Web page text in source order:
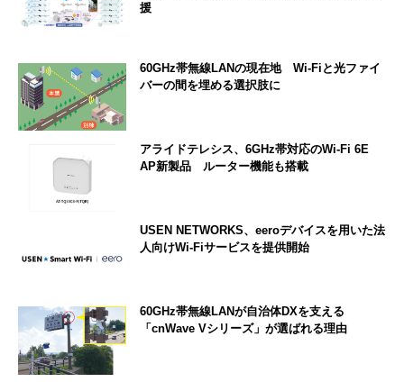
援
60GHz帯無線LANの現在地 Wi-Fiと光ファイ
バーの間を埋める選択肢に
アライドテレシス、6GHz帯対応のWi-Fi 6E
AP新製品 ルーター機能も搭載
USEN NETWORKS、eeroデバイスを用いた法
人向けWi-Fiサービスを提供開始
60GHz帯無線LANが自治体DXを支える
「cnWave Vシリーズ」が選ばれる理由